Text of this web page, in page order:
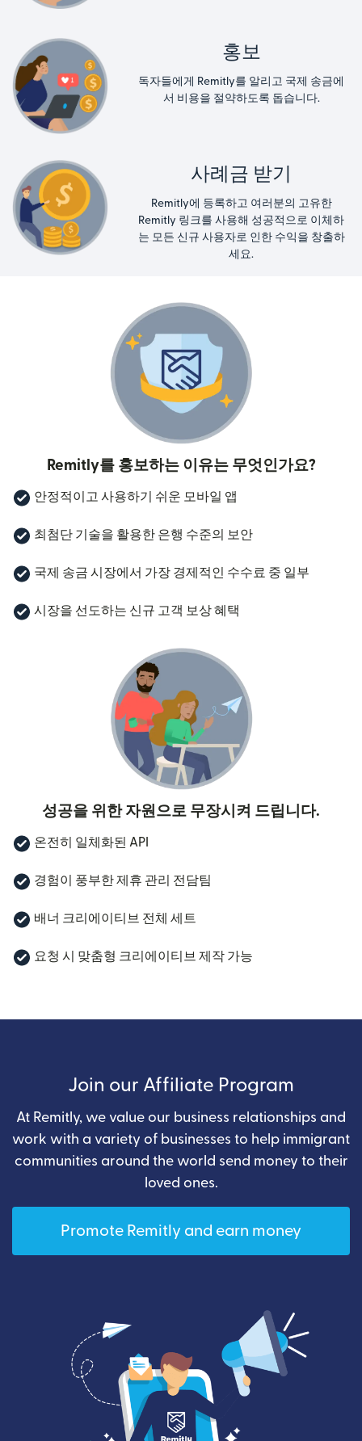
홍보
독자들에게 Remitly를 알리고 국제 송금에
서 비용을 절약하도록 돕습니다.
사례금 받기
Remitly에 등록하고 여러분의 고유한
Remitly 링크를 사용해 성공적으로 이체하
는 모든 신규 사용자로 인한 수익을 창출하
세요.
Remitly를 홍보하는 이유는 무엇인가요?
안정적이고 사용하기 쉬운 모바일 앱
최첨단 기술을 활용한 은행 수준의 보안
국제 송금 시장에서 가장 경제적인 수수료 중 일부
시장을 선도하는 신규 고객 보상 혜택
성공을 위한 자원으로 무장시켜 드립니다.
온전히 일체화된 API
경험이 풍부한 제휴 관리 전담팀
배너 크리에이티브 전체 세트
요청 시 맞춤형 크리에이티브 제작 가능
Join our Affiliate Program
At Remitly, we value our business relationships and
work with a variety of businesses to help immigrant
communities around the world send money to their
loved ones.
Promote Remitly and earn money